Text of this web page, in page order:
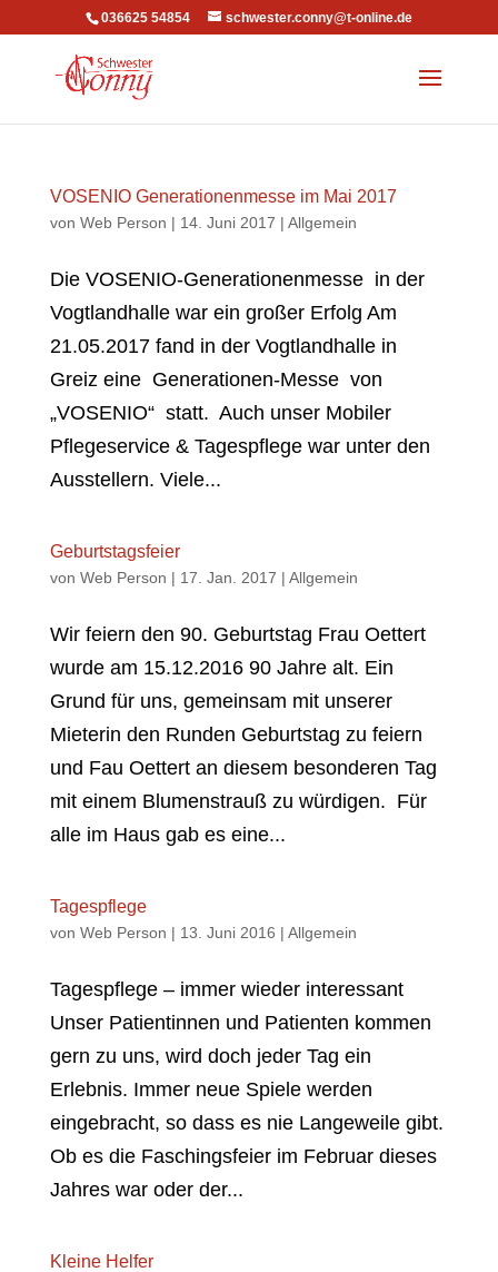
036625 54854 schwester.conny@t-online.de
VOSENIO Generationenmesse im Mai 2017
von Web Person | 14. Juni 2017 | Allgemein
Die VOSENIO-Generationenmesse in der
Vogtlandhalle war ein großer Erfolg Am
21.05.2017 fand in der Vogtlandhalle in
Greiz eine Generationen-Messe von
„VOSENIO“ statt. Auch unser Mobiler
Pflegeservice & Tagespflege war unter den
Ausstellern. Viele...
Geburtstagsfeier
von Web Person | 17. Jan. 2017 | Allgemein
Wir feiern den 90. Geburtstag Frau Oettert
wurde am 15.12.2016 90 Jahre alt. Ein
Grund für uns, gemeinsam mit unserer
Mieterin den Runden Geburtstag zu feiern
und Fau Oettert an diesem besonderen Tag
mit einem Blumenstrauß zu würdigen. Für
alle im Haus gab es eine...
Tagespflege
von Web Person | 13. Juni 2016 | Allgemein
Tagespflege – immer wieder interessant
Unser Patientinnen und Patienten kommen
gern zu uns, wird doch jeder Tag ein
Erlebnis. Immer neue Spiele werden
eingebracht, so dass es nie Langeweile gibt.
Ob es die Faschingsfeier im Februar dieses
Jahres war oder der...
Kleine Helfer